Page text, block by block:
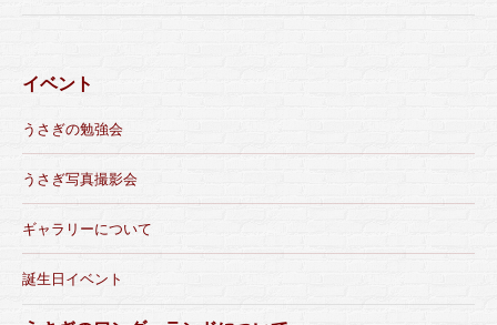
イベント
うさぎの勉強会
うさぎ写真撮影会
ギャラリーについて
誕生日イベント